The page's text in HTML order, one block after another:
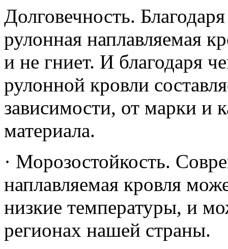
Долговечность.
рулонная наплавляемая
и не гниет. И благодаря
рулонной кровли
зависимости, от марки и
материала.
· Морозостойкость.
наплавляемая кровля
низкие температуры, и
регионах нашей страны.